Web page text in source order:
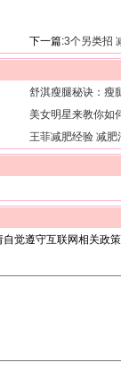
下一篇:3个另类招
舒淇瘦腿秘诀：瘦
美女明星来教你如
王菲减肥经验 减肥
觉遵守互联网相关政